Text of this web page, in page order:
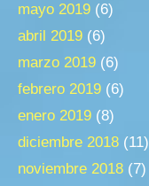
mayo 2019 (6)
abril 2019 (6)
marzo 2019 (6)
febrero 2019 (6)
enero 2019 (8)
diciembre 2018 (11)
noviembre 2018 (7)